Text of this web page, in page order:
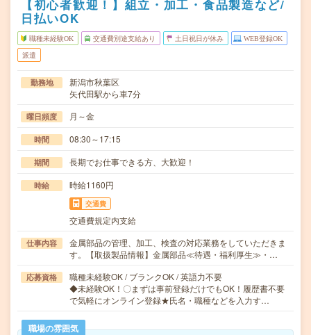
【初心者歓迎！】組立・加工・食品製造など/
日払いOK
職種未経験OK 交通費別途支給あり 土日祝日が休み WEB登録OK
派遣
勤務地
新潟市秋葉区
矢代田駅から車7分
曜日頻度 月～金
時間 08:30～17:15
期間 長期でお仕事できる方、大歓迎！
時給 時給1160円
交通費
交通費規定内支給
仕事内容
金属部品の管理、加工、検査の対応業務をしていただきま
す。【取扱製品情報】金属部品≪待遇・福利厚生≫・…
応募資格
職種未経験OK / ブランクOK / 英語力不要
◆未経験OK！〇まずは事前登録だけでもOK！履歴書不要
で気軽にオンライン登録★氏名・職種などを入力す…
職場の雰囲気